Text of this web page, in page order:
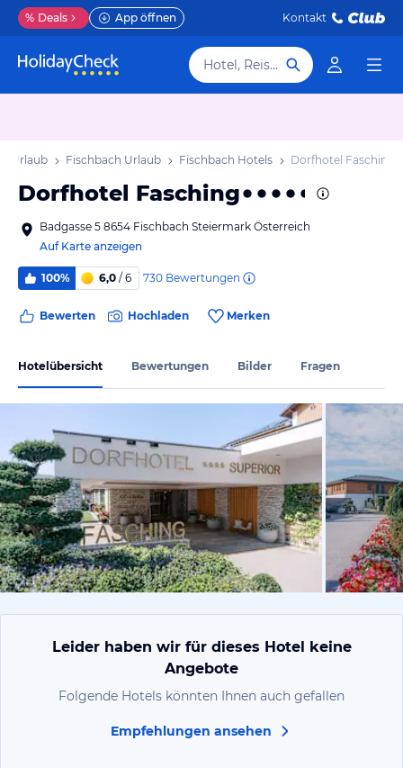
% Deals App öffnen Kontakt
Hotel, Reiseziel
Urlaub Fischbach Urlaub Fischbach Hotels Dorfhotel Fasching
Dorfhotel Fasching
Badgasse 5 8654 Fischbach Steiermark Österreich
Auf Karte anzeigen
100% 6,0 / 6 730 Bewertungen
Bewerten Hochladen Merken
Hotelübersicht Bewertungen Bilder Fragen
vom
Leider haben wir für dieses Hotel keine
Angebote
Folgende Hotels könnten Ihnen auch gefallen
Empfehlungen ansehen